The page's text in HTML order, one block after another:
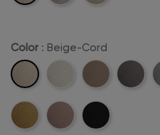
Color : Beige-Cord
Beige-
Cord
Creme-
Cord
Sand-
Anthrazit-
Mustard-Rosa-
Schwarz-